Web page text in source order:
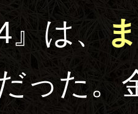
』は、
った。